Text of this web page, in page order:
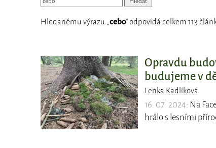
Hledanému výrazu „ cebo“ odpovídá celkem 113
Opravdu
budujeme v
Lenka Kadlíková
16. 07. 2024: Na
hrálo s lesními